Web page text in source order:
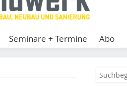
Seminare + Termine Abo